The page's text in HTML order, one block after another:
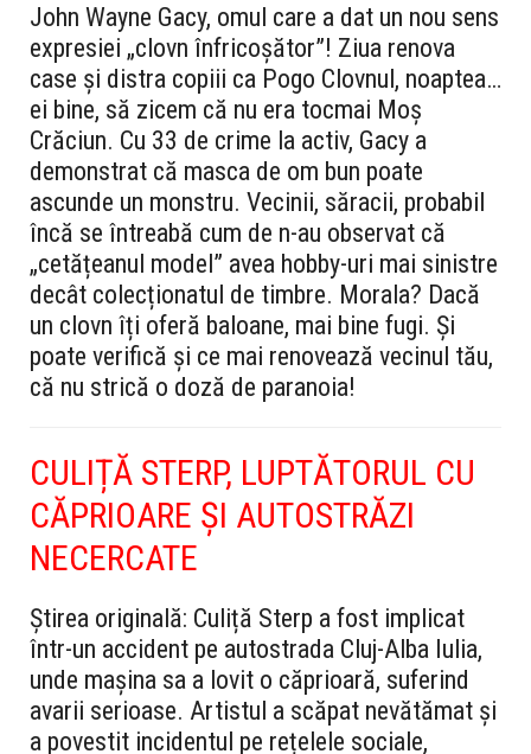
John Wayne Gacy, omul care a dat un nou sens
expresiei „clovn înfricoșător”! Ziua renova
case și distra copiii ca Pogo Clovnul, noaptea…
ei bine, să zicem că nu era tocmai Moș
Crăciun. Cu 33 de crime la activ, Gacy a
demonstrat că masca de om bun poate
ascunde un monstru. Vecinii, săracii, probabil
încă se întreabă cum de n-au observat că
„cetățeanul model” avea hobby-uri mai sinistre
decât colecționatul de timbre. Morala? Dacă
un clovn îți oferă baloane, mai bine fugi. Și
poate verifică și ce mai renovează vecinul tău,
că nu strică o doză de paranoia!
CULIȚĂ STERP, LUPTĂTORUL CU
CĂPRIOARE ȘI AUTOSTRĂZI
NECERCATE
Știrea originală: Culiță Sterp a fost implicat
într-un accident pe autostrada Cluj-Alba Iulia,
unde mașina sa a lovit o căprioară, suferind
avarii serioase. Artistul a scăpat nevătămat și
a povestit incidentul pe rețelele sociale,